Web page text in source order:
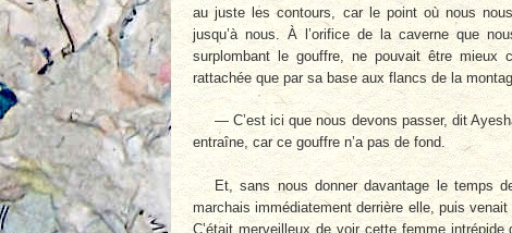
au juste les contours, car le point où nous
jusqu’à nous. À l’orifice de la caverne que
surplombant le gouffre, ne pouvait être mieux
rattachée que par sa base aux flancs de la
— C’est ici que nous devons passer, dit
entraîne, car ce gouffre n’a pas de fond.
Et, sans nous donner davantage le temps
marchais immédiatement derrière elle, puis
C’était merveilleux de voir cette femme